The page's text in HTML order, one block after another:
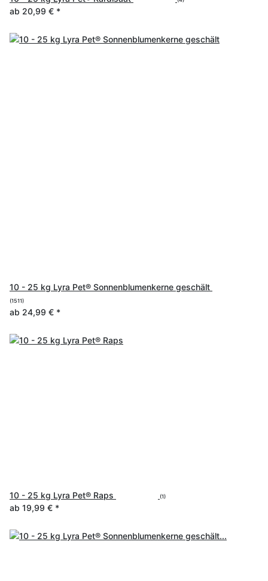
ab 20,99 € *
10 - 25 kg Lyra Pet® Sonnenblumenkerne geschält
(1511)
ab 24,99 € *
10 - 25 kg Lyra Pet® Raps (1)
ab 19,99 € *